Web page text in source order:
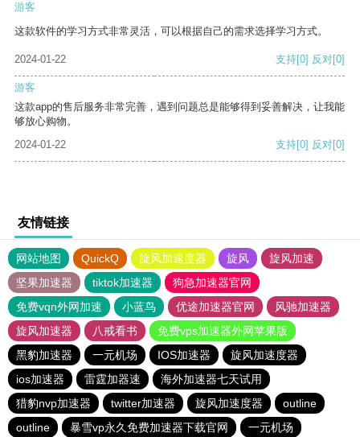
游客
这款软件的学习方式非常灵活，可以根据自己的需求选择学习方式。
2024-01-22 支持[0] 反对[0]
游客
这款app的售后服务非常完善，遇到问题总是能够得到妥善解决，让我能
够放心购物。
2024-01-22
支持[0] 反对[0]
友情链接
网站地图 QuickQ 旋风加速度器 旋风
旋风加速
坚果加速器
tiktok加速器
狗急加速器官网
免费vqn外网加速
小蓝鸟 优途加速器官网
风驰加速器
旋风加速器
八戒看书
免费vps加速器外网苹果版
黑豹加速器
一元机场 IOS加速器
旋风加速度器
ios加速器
雷霆加器速
海外加速器七天试用
猎豹nvp加速器
twitter加速器 旋风加速度器
outline
outline
暴雪vp永久免费加速器下载官网 一元机场